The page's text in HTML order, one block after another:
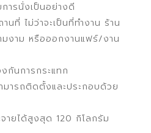
ารนั่งเป็นอย่างดี
นที่ ไม่ว่าจะเป็นที่ทำงาน ร้าน
มงาม หรือออกงานแฟร์/งาน
กันการกระแทก
ารถติดตั้งและประกอบด้วย
ายได้สูงสุด 120 กิโลกรัม